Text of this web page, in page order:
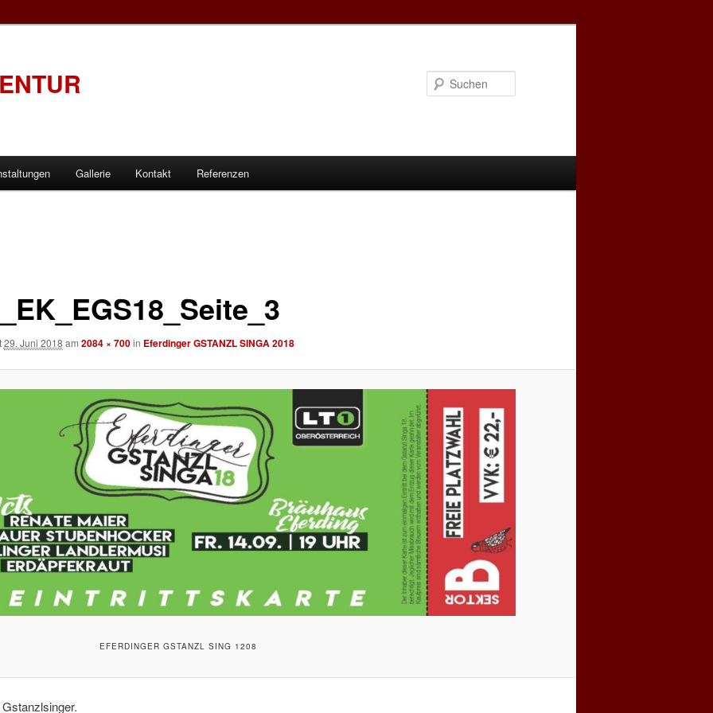
Gallerie Kontakt Referenzen
29. Juni 2018 am 2084 × 700in Eferdinger GSTANZL SINGA 2018
EFERDINGER GSTANZL SING 1208